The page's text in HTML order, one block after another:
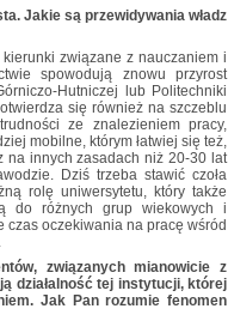
Jakie są przewidywania władz
związane z nauczaniem i
spowodują znowu przyrost
Hutniczej lub Politechniki
się również na szczeblu
ze znalezieniem pracy,
mobilne, którym łatwiej się też,
na innych zasadach niż 20-30 lat
Dziś trzeba stawić czoła
rolę uniwersytetu, który także
do różnych grup wiekowych i
oczekiwania na pracę wśród
związanych mianowicie z
działalność tej instytucji, której
Jak Pan rozumie fenomen